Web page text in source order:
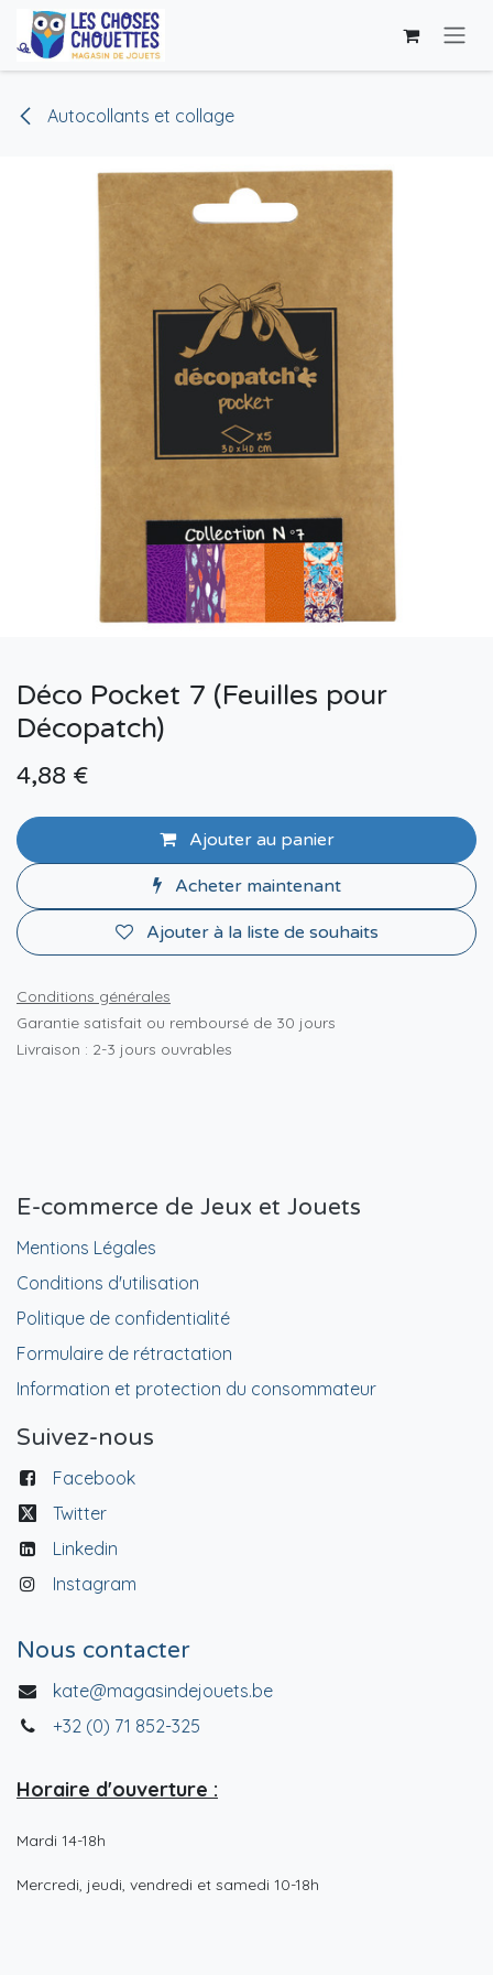
Se rendre au contenu
Autocollants et collage
Déco Pocket 7 (Feuilles pour
Décopatch)
4,88 €
Ajouter au panier
Acheter maintenant
Ajouter à la liste de souhaits
Conditions générales
Garantie satisfait ou remboursé de 30 jours
Livraison : 2-3 jours ouvrables
E-commerce de Jeux et Jouets
Mentions Légales
Conditions d'utilisation
Politique de confidentialité
Formulaire de rétractation
Information et protection du consommateur
Suivez-nous
Facebook
Twitter
Linkedin
Instagram
Nous contacter
kate@magasindejouets.be
+32 (0) 71 852-325
Horaire d'ouverture :
Mardi 14-18h
Mercredi, jeudi, vendredi et samedi 10-18h